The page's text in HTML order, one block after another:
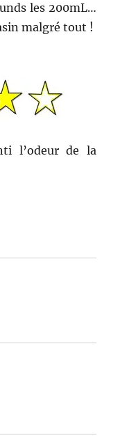
les 200mL…
malgré tout !
l’odeur de la